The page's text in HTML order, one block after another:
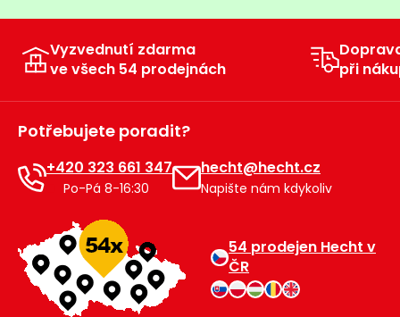
Vyzvednutí zdarma
ve všech 54 prodejnách
při
Potřebujete poradit?
+420 323 661 347
Po-Pá 8-16:30
hecht@hecht.cz
Napište nám kdykoliv
54 prodejen Hecht v
ČR